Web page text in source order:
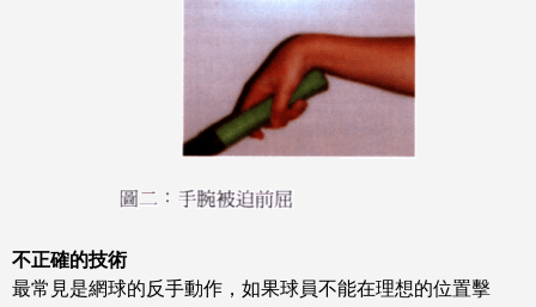
不正確的技術
最常見是網球的反手動作，如果球員不能在理想的位置擊